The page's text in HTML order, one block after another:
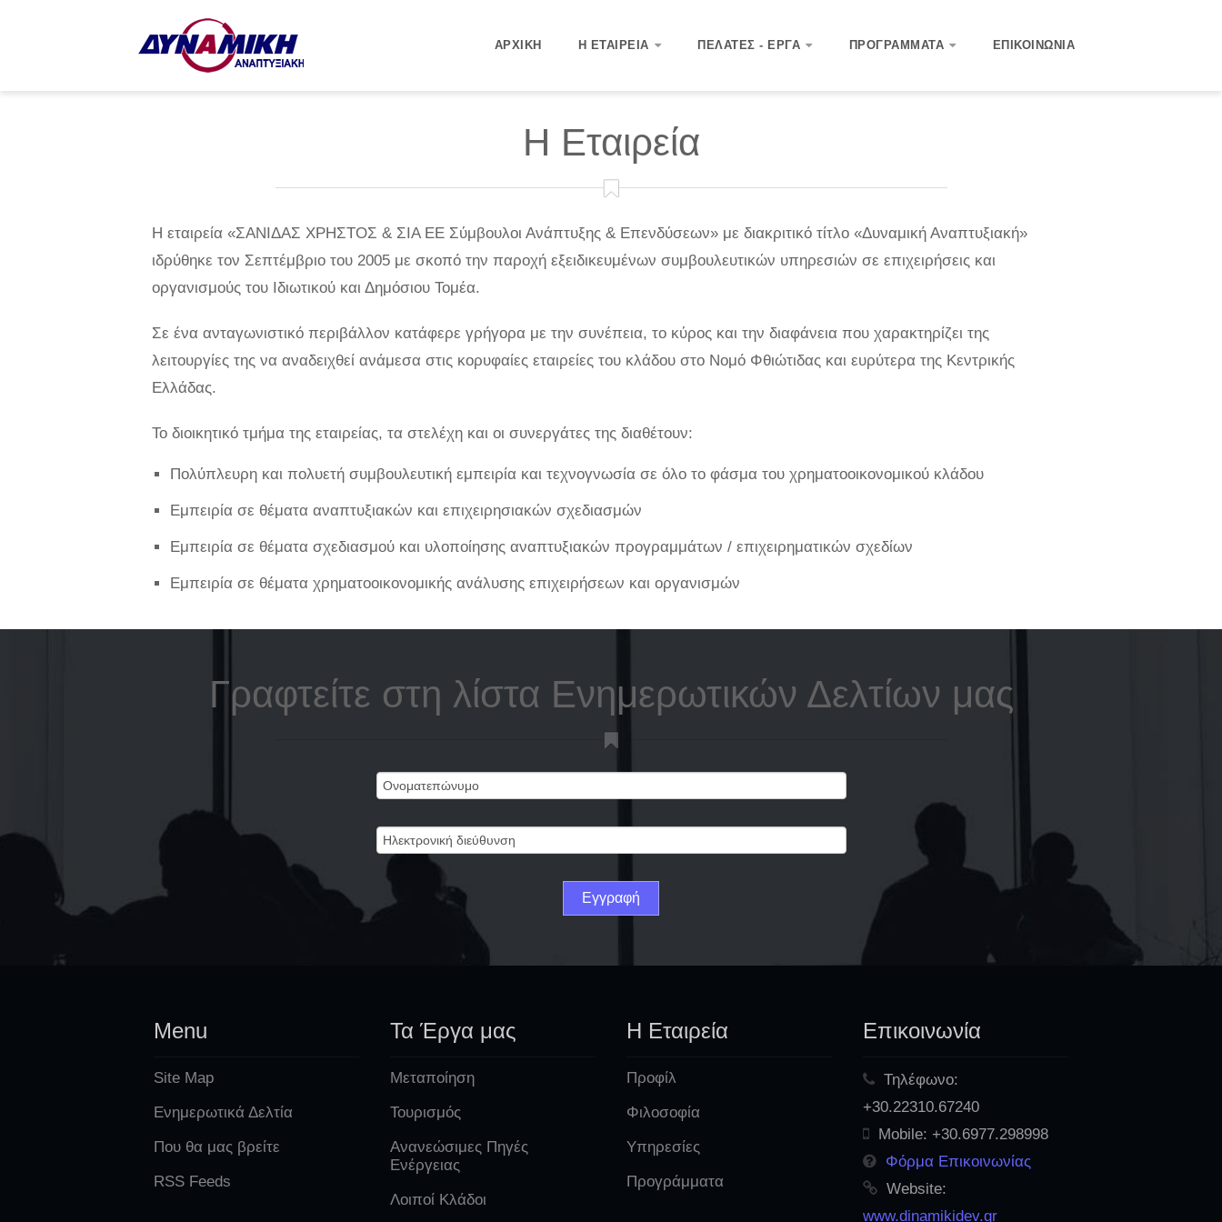
ΑΡΧΙΚΉ Η ΕΤΑΙΡΕΊΑ ΠΕΛΆΤΕΣ - ΈΡΓΑ ΠΡΟΓΡΆΜΜΑΤΑ ΕΠΙΚΟΙΝΩΝΊΑ
Η Εταιρεία
Η εταιρεία «ΣΑΝΙΔΑΣ ΧΡΗΣΤΟΣ & ΣΙΑ ΕΕ Σύμβουλοι Ανάπτυξης & Επενδύσεων» με διακριτικό τίτλο «Δυναμική Αναπτυξιακή»
ιδρύθηκε τον Σεπτέμβριο του 2005 με σκοπό την παροχή εξειδικευμένων συμβουλευτικών υπηρεσιών σε επιχειρήσεις και
οργανισμούς του Ιδιωτικού και Δημόσιου Τομέα.
Σε ένα ανταγωνιστικό περιβάλλον κατάφερε γρήγορα με την συνέπεια, το κύρος και την διαφάνεια που χαρακτηρίζει της
λειτουργίες της να αναδειχθεί ανάμεσα στις κορυφαίες εταιρείες του κλάδου στο Νομό Φθιώτιδας και ευρύτερα της Κεντρικής
Ελλάδας.
Το διοικητικό τμήμα της εταιρείας, τα στελέχη και οι συνεργάτες της διαθέτουν:
Πολύπλευρη και πολυετή συμβουλευτική εμπειρία και τεχνογνωσία σε όλο το φάσμα του χρηματοοικονομικού κλάδου
Εμπειρία σε θέματα αναπτυξιακών και επιχειρησιακών σχεδιασμών
Εμπειρία σε θέματα σχεδιασμού και υλοποίησης αναπτυξιακών προγραμμάτων / επιχειρηματικών σχεδίων
Εμπειρία σε θέματα χρηματοοικονομικής ανάλυσης επιχειρήσεων και οργανισμών
Γραφτείτε στη λίστα Ενημερωτικών Δελτίων μας
Menu
Site Map
Ενημερωτικά Δελτία
Που θα μας βρείτε
RSS Feeds
Τα Έργα μας
Μεταποίηση
Τουρισμός
Ανανεώσιμες Πηγές
Ενέργειας
Λοιποί Κλάδοι
Η Εταιρεία
Προφίλ
Φιλοσοφία
Υπηρεσίες
Προγράμματα
Επικοινωνία
Τηλέφωνο:
+30.22310.67240
Mobile: +30.6977.298998
Φόρμα Επικοινωνίας
Website:
www.dinamikidev.gr